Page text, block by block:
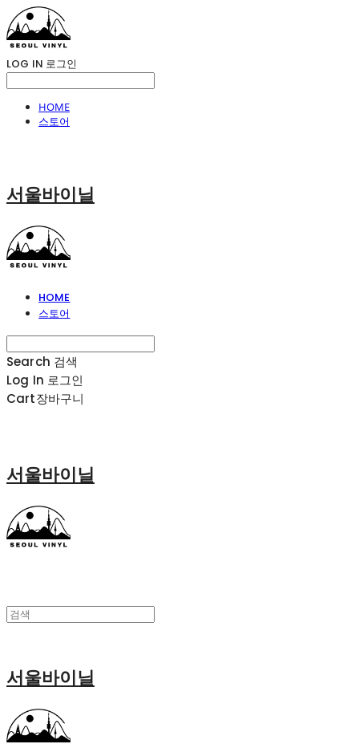
LOG IN 로그인
HOME
스토어
서울바이닐
HOME
스토어
Search 검색
Log In 로그인
Cart장바구니
서울바이닐
서울바이닐